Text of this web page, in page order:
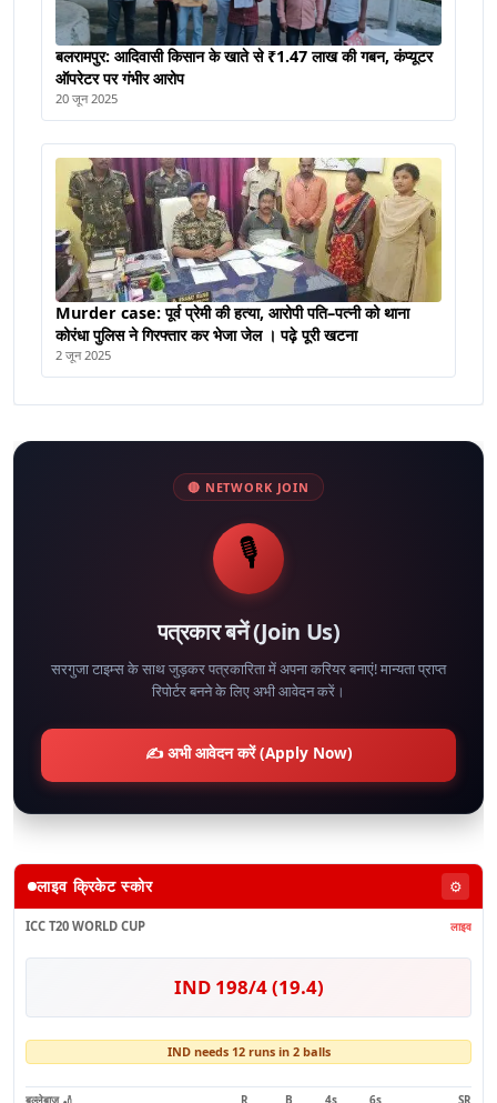
बलरामपुर: आदिवासी किसान के खाते से ₹1.47 लाख की गबन, कंप्यूटर
ऑपरेटर पर गंभीर आरोप
20 जून 2025
Murder case: पूर्व प्रेमी की हत्या, आरोपी पति–पत्नी को थाना
कोरंधा पुलिस ने गिरफ्तार कर भेजा जेल । पढ़े पूरी खटना
2 जून 2025
🔴 NETWORK JOIN
🎙️
पत्रकार बनें (Join Us)
सरगुजा टाइम्स के साथ जुड़कर पत्रकारिता में अपना करियर बनाएं! मान्यता प्राप्त
रिपोर्टर बनने के लिए अभी आवेदन करें।
✍️ अभी आवेदन करें (Apply Now)
लाइव क्रिकेट स्कोर ⚙️
ICC T20 WORLD CUP लाइव
IND 198/4 (19.4)
IND needs 12 runs in 2 balls
बल्लेबाज 🏏 R B 4s 6s SR